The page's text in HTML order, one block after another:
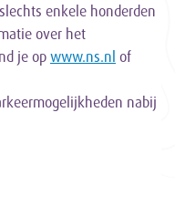
enkele honderden
over het
je op www.ns.nl of
nabij